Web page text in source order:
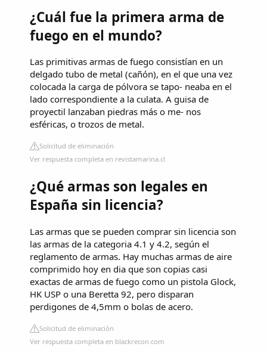
¿Cuál fue la primera arma de
fuego en el mundo?
Las primitivas armas de fuego consistían en un
delgado tubo de metal (cañón), en el que una vez
colocada la carga de pólvora se tapo- neaba en el
lado correspondiente a la culata. A guisa de
proyectil lanzaban piedras más o me- nos
esféricas, o trozos de metal.
Solicitud de eliminación
Ver respuesta completa en revistamarina.cl
¿Qué armas son legales en
España sin licencia?
Las armas que se pueden comprar sin licencia son
las armas de la categoria 4.1 y 4.2, según el
reglamento de armas. Hay muchas armas de aire
comprimido hoy en dia que son copias casi
exactas de armas de fuego como un pistola Glock,
HK USP o una Beretta 92, pero disparan
perdigones de 4,5mm o bolas de acero.
Solicitud de eliminación
Ver respuesta completa en blackrecon.com